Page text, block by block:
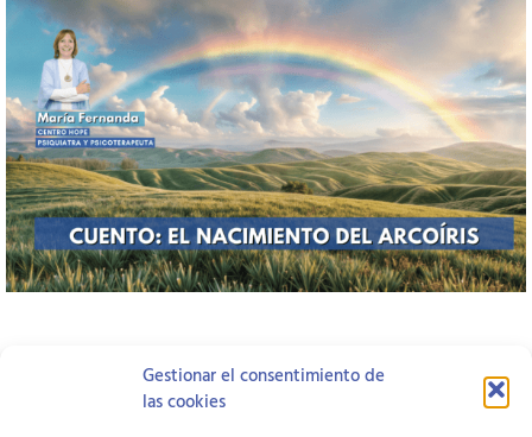
Gestionar el consentimiento de
las cookies